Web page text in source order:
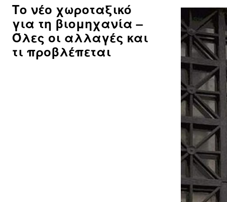
Το νέο χωροταξικό
για τη βιομηχανία –
Όλες οι αλλαγές και
τι προβλέπεται